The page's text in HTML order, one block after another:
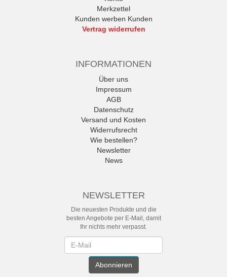
Merkzettel
Kunden werben Kunden
Vertrag widerrufen
INFORMATIONEN
Über uns
Impressum
AGB
Datenschutz
Versand und Kosten
Widerrufsrecht
Wie bestellen?
Newsletter
News
NEWSLETTER
Die neuesten Produkte und die
besten Angebote per E-Mail, damit
Ihr nichts mehr verpasst.
Abonnieren